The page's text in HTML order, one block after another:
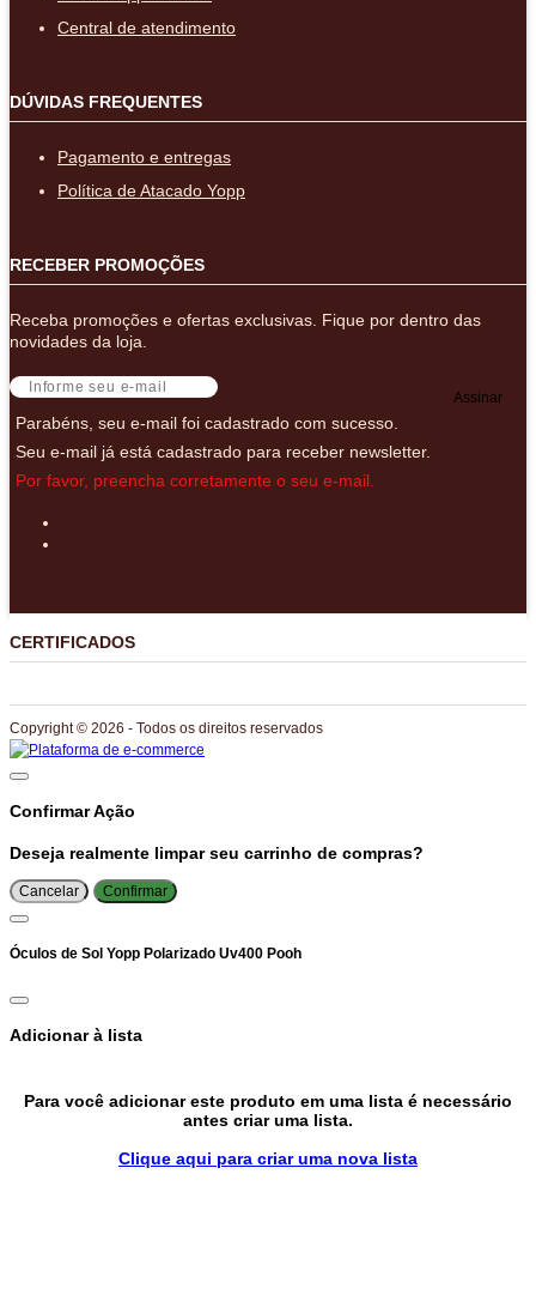
Central de atendimento
DÚVIDAS FREQUENTES
Pagamento e entregas
Política de Atacado Yopp
RECEBER PROMOÇÕES
Receba promoções e ofertas exclusivas. Fique por dentro das
novidades da loja.
Assinar
Parabéns, seu e-mail foi cadastrado com sucesso.
Seu e-mail já está cadastrado para receber newsletter.
Por favor, preencha corretamente o seu e-mail.
CERTIFICADOS
Copyright © 2026 - Todos os direitos reservados
Confirmar Ação
Deseja realmente limpar seu carrinho de compras?
Cancelar Confirmar
Óculos de Sol Yopp Polarizado Uv400 Pooh
Adicionar à lista
Para você adicionar este produto em uma lista é necessário
antes criar uma lista.
Clique aqui para criar uma nova lista